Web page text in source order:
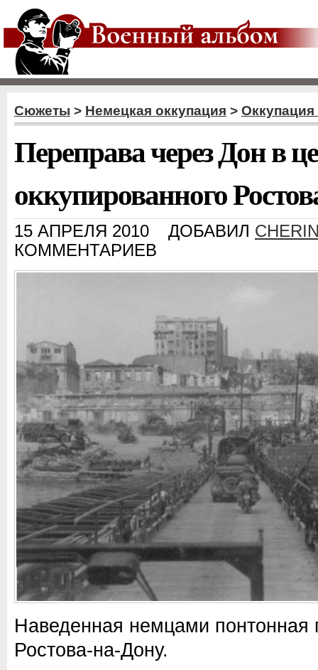
Сюжеты > Немецкая оккупация >
Переправа через Дон в
оккупированного
15 АПРЕЛЯ 2010 ДОБАВИЛ
КОММЕНТАРИЕВ
Наведенная немцами понтонная
Ростова-на-Дону.